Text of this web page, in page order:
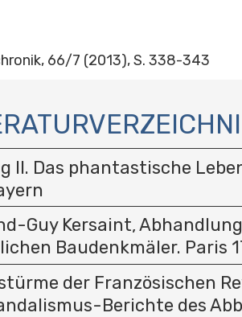
66/7 (2013), S. 338-343
II. Das phantastische
Guy Kersaint,
Baudenkmäler. Paris
der Französischen
Berichte des